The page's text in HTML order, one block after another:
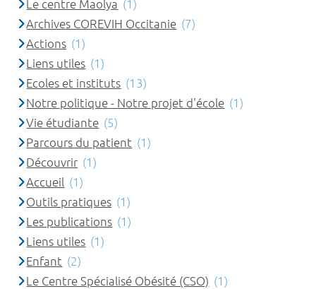
Le centre Maolya (1)
Archives COREVIH Occitanie (7)
Actions (1)
Liens utiles (1)
Ecoles et instituts (13)
Notre politique - Notre projet d'école (1)
Vie étudiante (5)
Parcours du patient (1)
Découvrir (1)
Accueil (1)
Outils pratiques (1)
Les publications (1)
Liens utiles (1)
Enfant (2)
Le Centre Spécialisé Obésité (CSO) (1)